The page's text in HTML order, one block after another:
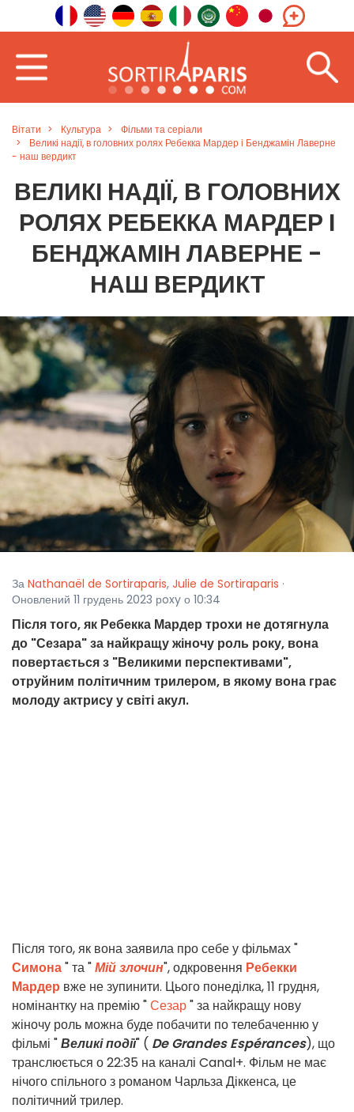
Вітати Культура
Фільми та серіали
Великі надії, в головних ролях Ребекка Мардер і Бенджамін Лаверне
- наш вердикт
ВЕЛИКІ НАДІЇ, В ГОЛОВНИХ
РОЛЯХ РЕБЕККА МАРДЕР І
БЕНДЖАМІН ЛАВЕРНЕ -
НАШ ВЕРДИКТ
За Nathanaël de Sortiraparis, Julie de Sortiraparis ·
Оновлений 11 грудень 2023 рoxy о 10:34
Після того, як Ребекка Мардер трохи не дотягнула
до "Сезара" за найкращу жіночу роль року, вона
повертається з "Великими перспективами",
отруйним політичним трилером, в якому вона грає
молоду актрису у світі акул.
Після того, як вона заявила про себе у фільмах "
Симона" та "Мій злочин", одкровення Ребекки
Мардер вже не зупинити. Цього понеділка, 11 грудня,
номінантку на премію "Сезар" за найкращу нову
жіночу роль можна буде побачити по телебаченню у
фільмі "Великі події" ( De Grandes Espérances), що
транслюється о 22:35 на каналі Canal+. Фільм не має
нічого спільного з романом Чарльза Діккенса, це
політичний трилер.